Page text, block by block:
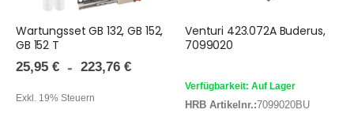
Wartungsset GB 132, GB 152,
GB 152 T
25,95 € 223,76 €
Exkl. 19% Steuern
Venturi 423.072A Buderus,
7099020
Verfügbarkeit: Auf Lager
HRB Artikelnr.:7099020BU